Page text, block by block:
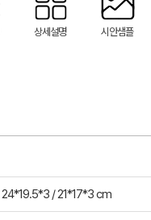
상세설명 시안샘플
24*19.5*3 / 21*17*3 cm